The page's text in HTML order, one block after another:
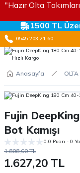
"Hazır Olta
1500 TL
0545 203 21 60
Anasayfa
Fujin
Bot Kamışı
0.0 Puan - 0
1.808,00 TL
1.627,20 TL